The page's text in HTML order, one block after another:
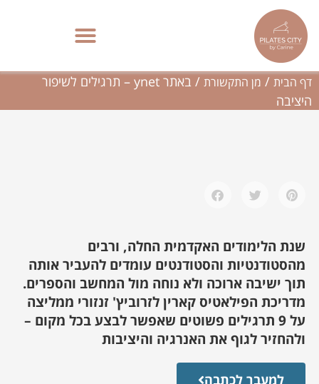
לתוכן
באתר ynet – תרגילים לשיפור היציבה
דף הבית / מן התקשורת /
באתר ynet – תרגילים לשיפור
היציבה
שנת הלימודים האקדמית החלה, ורבים
מהסטודנטיות והסטודנטים עומדים להעביר אותה
תוך ישיבה ארוכה ולא נוחה מול המחשב והספרים.
מדריכת הפילאטיס קארין לזרוביץ' זנזורי ממליצה
על 9 תרגילים פשוטים שאפשר לבצע בכל מקום –
ולהחזיר לגוף את האנרגיה והיציבות
למעבר לכתבה